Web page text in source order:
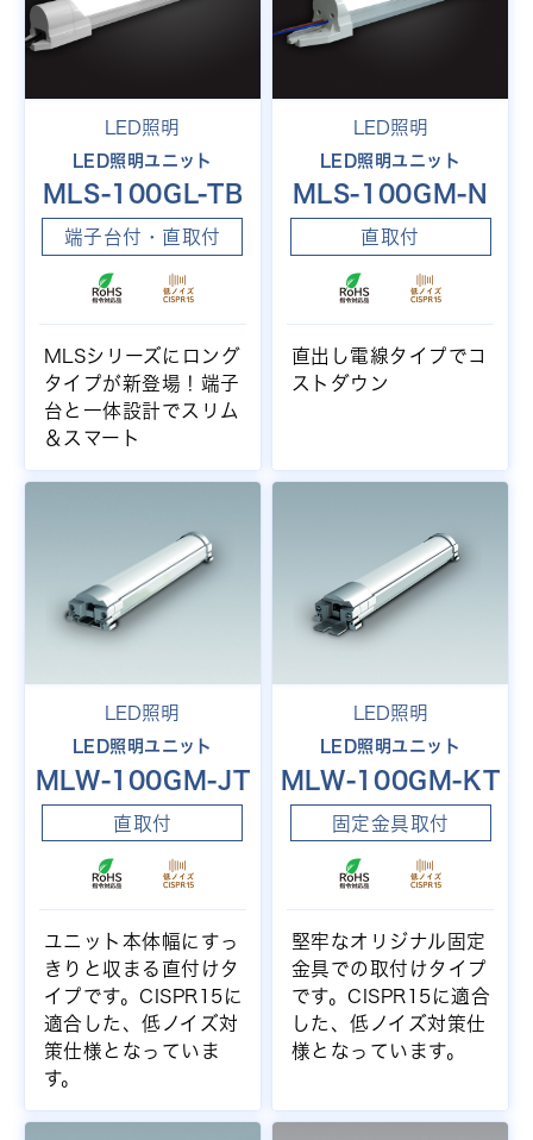
LED照明
LED照明ユニット
MLS-100GL-TB
端子台付・直取付
MLSシリーズにロング
タイプが新登場！端子
台と一体設計でスリム
＆スマート
LED照明
LED照明ユニット
MLS-100GM-N
直取付
直出し電線タイプでコ
ストダウン
LED照明
LED照明ユニット
MLW-100GM-JT
直取付
ユニット本体幅にすっ
きりと収まる直付けタ
イプです。CISPR15に
適合した、低ノイズ対
策仕様となっていま
す。
LED照明
LED照明ユニット
MLW-100GM-KT
固定金具取付
堅牢なオリジナル固定
金具での取付けタイプ
です。CISPR15に適合
した、低ノイズ対策仕
様となっています。